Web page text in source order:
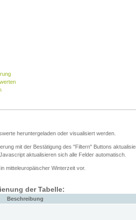
heruntergeladen oder visualisiert werden.
mit der Bestätigung des "Filtern" Buttons
aktualisieren sich alle Felder automatisch.
mitteleuropäischer Winterzeit vor.
der Tabelle:
Beschreibung